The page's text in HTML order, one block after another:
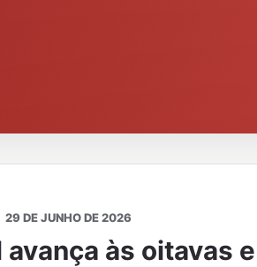
29 DE JUNHO DE 2026
avança às oitavas